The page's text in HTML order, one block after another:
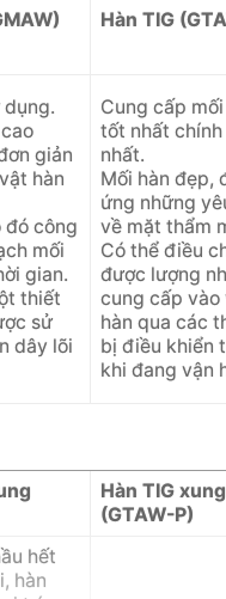
Hàn TIG
dụng.
giản
hàn
đó công
mối
gian.
thiết
sử
dây lõi
Cung cấp mối
tốt nhất chính
nhất.
Mối hàn đẹp,
ứng những
về mặt thẩm
Có thể điều
được lượng
cung cấp vào
hàn qua các
bị điều khiển
khi đang vận
Hàn TIG xung
(GTAW-P)
hết
hàn